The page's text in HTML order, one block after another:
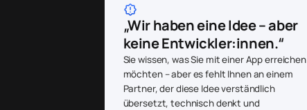
brightness_alert
„Wir haben eine Idee – aber
keine Entwickler:innen.“
Sie wissen, was Sie mit einer App erreichen
möchten – aber es fehlt Ihnen an einem
Partner, der diese Idee verständlich
übersetzt, technisch denkt und